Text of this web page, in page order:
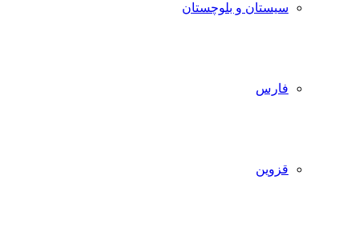
سیستان و بلوچستان
فارس
قزوین